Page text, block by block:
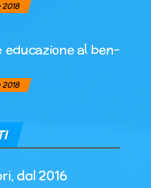
2018
educazione al ben-
2018
dal 2016